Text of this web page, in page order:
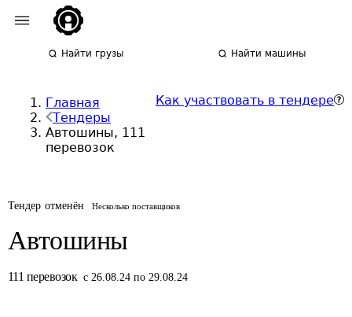
Найти грузы Найти машины
Главная
Тендеры
Автошины, 111
перевозок
Как участвовать в тендере
Тендер отменён Несколько поставщиков
Автошины
111 перевозок с 26.08.24 по 29.08.24